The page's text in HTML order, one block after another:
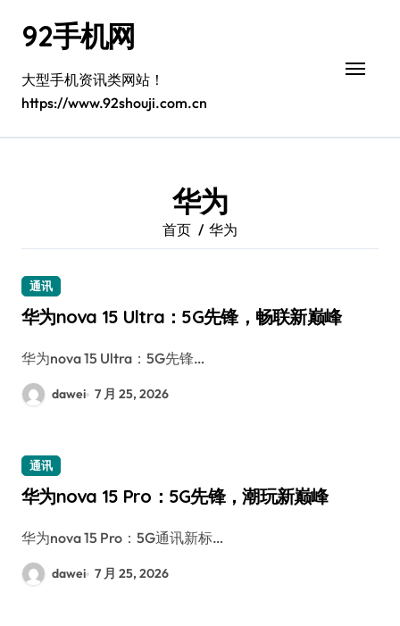
92手机网
大型手机资讯类网站！
https://www.92shouji.com.cn
华为
首页 华为
通讯
华为nova 15 Ultra：5G先锋，畅联新巅峰
华为nova 15 Ultra：5G先锋…
dawei 7 月 25, 2026
通讯
华为nova 15 Pro：5G先锋，潮玩新巅峰
华为nova 15 Pro：5G通讯新标…
dawei 7 月 25, 2026